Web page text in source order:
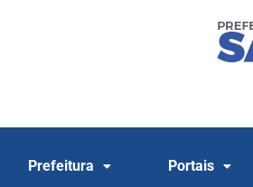
Prefeitura Portais